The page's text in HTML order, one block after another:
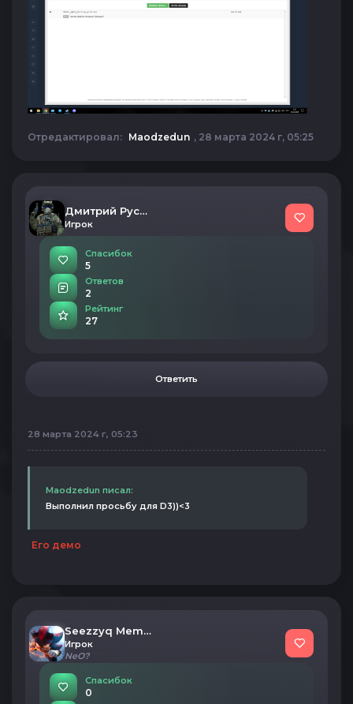
Отредактировал: Maodzedun , 28 марта 2024 г, 05:25
Дмитрий Русских
Игрок
Спасибок
5
Ответов
2
Рейтинг
27
Ответить
28 марта 2024 г, 05:23
Maodzedun писал:
Выполнил просьбу для D3))<3
Его демо
Seezzyq Member
Игрок
NeO?
Спасибок
0